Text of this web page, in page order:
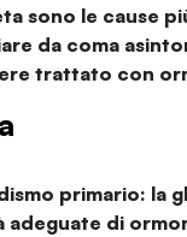
sono le cause
da coma
trattato con
primario: la
adeguate di